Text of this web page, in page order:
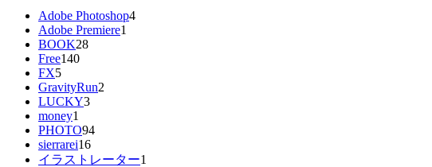
Adobe Photoshop4
Adobe Premiere1
BOOK28
Free140
FX5
GravityRun2
LUCKY3
money1
PHOTO94
sierrarei16
イラストレーター1